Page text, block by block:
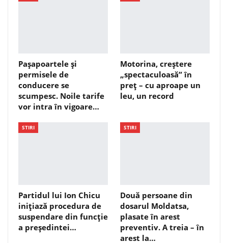
Pașapoartele și
permisele de
conducere se
scumpesc. Noile tarife
vor intra în vigoare…
Motorina, creștere
„spectaculoasă” în
preț – cu aproape un
leu, un record
STIRI
Partidul lui Ion Chicu
inițiază procedura de
suspendare din funcție
a președintei…
STIRI
Două persoane din
dosarul Moldatsa,
plasate în arest
preventiv. A treia – în
arest la…